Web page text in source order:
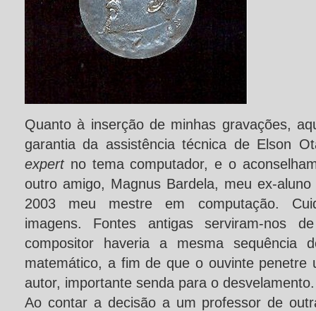
Quanto à inserção de minhas gravações,
garantia da assistência técnica de Elson
expertno tema computador, e o
outro amigo, Magnus Bardela, meu ex-
2003 meu mestre em computação.
imagens. Fontes antigas serviram-nos
compositor haveria a mesma sequência
matemático, a fim de que o ouvinte penetre
autor, importante senda para o desvelamento.
Ao contar a decisão a um professor de